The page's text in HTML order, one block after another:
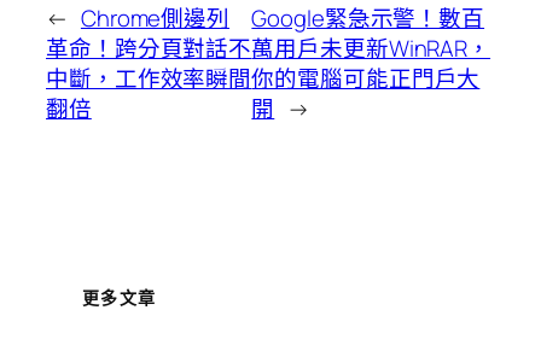
← Chrome側邊列
革命！跨分頁對話不
中斷，工作效率瞬間
翻倍
Google緊急示警！數百
萬用戶未更新WinRAR，
你的電腦可能正門戶大
開 →
更多文章